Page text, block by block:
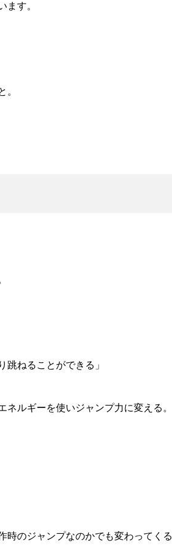
ます。
。
ねることができる」
ネルギーを使いジャンプ力に変える。
時のジャンプなのかでも変わってく